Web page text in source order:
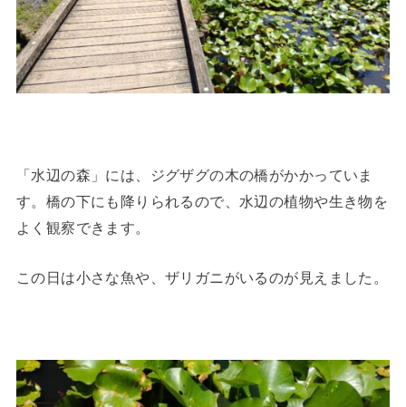
「水辺の森」には、ジグザグの木の橋がかかっていま
す。橋の下にも降りられるので、水辺の植物や生き物を
よく観察できます。
この日は小さな魚や、ザリガニがいるのが見えました。